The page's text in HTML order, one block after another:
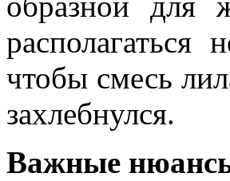
чтобы смесь
захлебнулся.
Важные